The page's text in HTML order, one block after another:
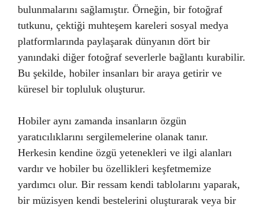
bulunmalarını sağlamıştır. Örneğin, bir fotoğraf
tutkunu, çektiği muhteşem kareleri sosyal medya
platformlarında paylaşarak dünyanın dört bir
yanındaki diğer fotoğraf severlerle bağlantı kurabilir.
Bu şekilde, hobiler insanları bir araya getirir ve
küresel bir topluluk oluşturur.
Hobiler aynı zamanda insanların özgün
yaratıcılıklarını sergilemelerine olanak tanır.
Herkesin kendine özgü yetenekleri ve ilgi alanları
vardır ve hobiler bu özellikleri keşfetmemize
yardımcı olur. Bir ressam kendi tablolarını yaparak,
bir müzisyen kendi bestelerini oluşturarak veya bir